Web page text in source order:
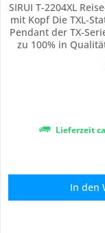
SIRUI T-2204XL
mit Kopf Die TXL-
Pendant der TX-
zu 100% in
Sie sind in jeder
Lieferzeit
In den